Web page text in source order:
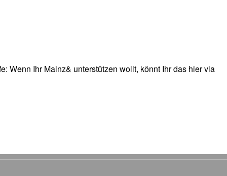
Wenn Ihr Mainz& unterstützen wollt, könnt Ihr das hier via